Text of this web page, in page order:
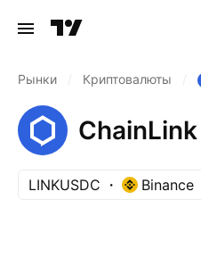
Рынки Криптовалюты
LINKUSDC Binance